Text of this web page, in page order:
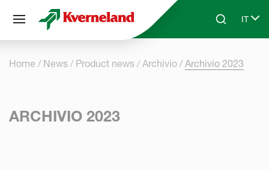
Skip to main contentSearchIT
Select
Home News Product news Archivio Archivio 2023
ARCHIVIO 2023
Pannello di gestione dei cookies